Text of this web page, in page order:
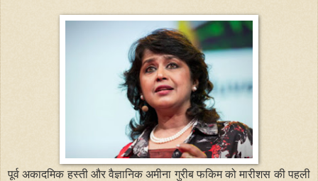
पूर्व अकादमिक हस्ती और वैज्ञानिक अमीना गुरीब फकिम को मारीशस की पहली